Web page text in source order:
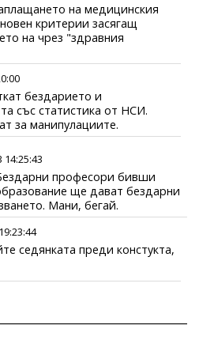
на медицинския
критерии засягащ
на чрез "здравния
бездарието и
със статистика от НСИ.
за манипулациите.
14:25:43
професори бивши
ще дават бездарни
Мани, бегай.
седянката преди констукта,